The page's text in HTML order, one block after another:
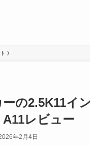
の2.5K11イ
レビュー
年2月4日